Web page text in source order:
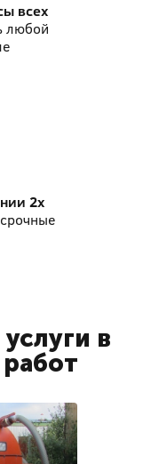
всех
любой
2х
в